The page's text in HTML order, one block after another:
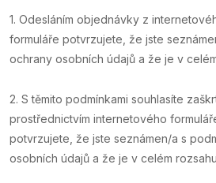
1. Odesláním objednávky z
formuláře potvrzujete, že jste
ochrany osobních údajů a že je v
2. S těmito podmínkami souhlasíte
prostřednictvím internetového
potvrzujete, že jste seznámen/a s
osobních údajů a že je v celém